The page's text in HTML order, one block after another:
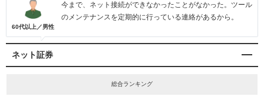
60代以上／男性
今まで、ネット接続ができなかったことがなかった。ツール
のメンテナンスを定期的に行っている連絡があるから。
ネット証券
総合ランキング